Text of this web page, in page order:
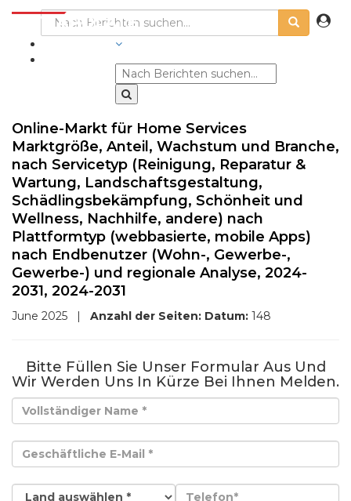
Online-Markt für Home Services
Marktgröße, Anteil, Wachstum und Branche,
nach Servicetyp (Reinigung, Reparatur &
Wartung, Landschaftsgestaltung,
Schädlingsbekämpfung, Schönheit und
Wellness, Nachhilfe, andere) nach
Plattformtyp (webbasierte, mobile Apps)
nach Endbenutzer (Wohn-, Gewerbe-,
Gewerbe-) und regionale Analyse, 2024-
2031, 2024-2031
June 2025 | Anzahl der Seiten: Datum: 148
Bitte Füllen Sie Unser Formular Aus Und
Wir Werden Uns In Kürze Bei Ihnen Melden.